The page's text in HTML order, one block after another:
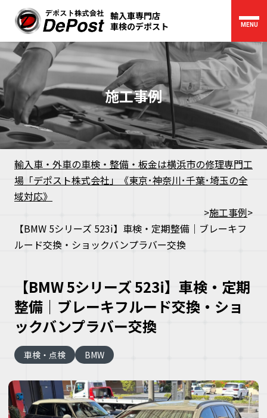
輸入車専門店
車検のデポスト
MENU
施工事例
輸入車・外車の車検・整備・板金は横浜市の修理専門工
場「デポスト株式会社」《東京･神奈川･千葉･埼玉の全
域対応》
>施工事例>
【BMW 5シリーズ 523i】車検・定期整備｜ブレーキフ
ルード交換・ショックバンプラバー交換
【BMW 5シリーズ 523i】車検・定期
整備｜ブレーキフルード交換・ショ
ックバンプラバー交換
車検・点検 BMW